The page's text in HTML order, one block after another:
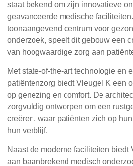
staat bekend om zijn innovatieve
geavanceerde medische
toonaangevend centrum voor
onderzoek, speelt dit gebouw een
van hoogwaardige zorg aan
Met state-of-the-art technologie en
patiëntenzorg biedt Vleugel K een
op genezing en comfort. De
zorgvuldig ontworpen om een
creëren, waar patiënten zich op
hun verblijf.
Naast de moderne faciliteiten biedt
aan baanbrekend medisch